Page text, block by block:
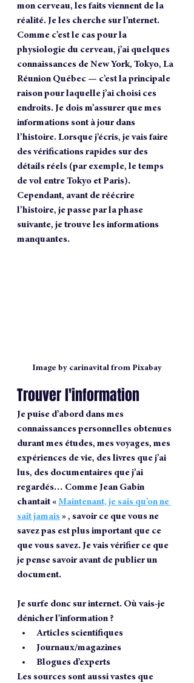
mon cerveau, les faits viennent de la
réalité. Je les cherche sur l’nternet.
Comme c’est le cas pour la
physiologie du cerveau, j’ai quelques
connaissances de New York, Tokyo, La
Réunion Québec — c’est la principale
raison pour laquelle j’ai choisi ces
endroits. Je dois m’assurer que mes
informations sont à jour dans
l’histoire. Lorsque j’écris, je vais faire
des vérifications rapides sur des
détails réels (par exemple, le temps
de vol entre Tokyo et Paris).
Cependant, avant de réécrire
l’histoire, je passe par la phase
suivante, je trouve les informations
manquantes.
Image by carinavital from Pixabay
Trouver l'information
Je puise d’abord dans mes
connaissances personnelles obtenues
durant mes études, mes voyages, mes
expériences de vie, des livres que j’ai
lus, des documentaires que j’ai
regardés… Comme Jean Gabin
chantait « Maintenant, je sais qu’on ne
sait jamais » , savoir ce que vous ne
savez pas est plus important que ce
que vous savez. Je vais vérifier ce que
je pense savoir avant de publier un
document.
Je surfe donc sur internet. Où vais-je
dénicher l'information ?
Articles scientifiques
Journaux/magazines
Blogues d’experts
Les sources sont aussi vastes que